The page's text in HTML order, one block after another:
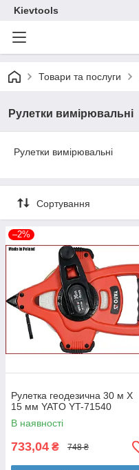
Kievtools
Товари та послуги
Рулетки вимірювальні
Рулетки вимірювальні
Сортування
–2%
Рулетка геодезична 30 м Х
15 мм YATO YT-71540
В наявності
733,04 ₴ 748 ₴